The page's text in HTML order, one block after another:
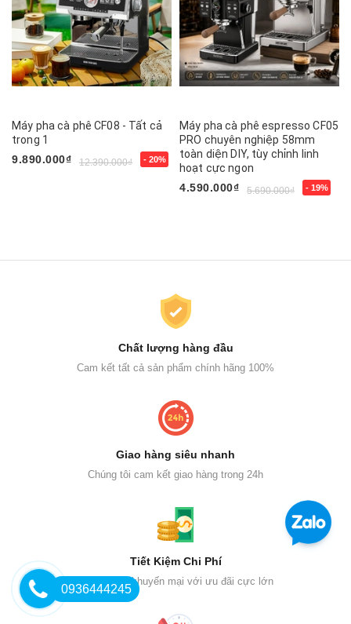
Máy pha cà phê CF08 - Tất cả
trong 1
9.890.000₫
12.390.000₫ - 20%
Máy pha cà phê espresso CF05
PRO chuyên nghiệp 58mm
toàn diện DIY, tùy chỉnh linh
hoạt cực ngon
4.590.000₫
5.690.000₫ - 19%
Chất lượng hàng đầu
Cam kết tất cả sản phẩm chính hãng 100%
Giao hàng siêu nhanh
Chúng tôi cam kết giao hàng trong 24h
Tiết Kiệm Chi Phí
Giảm giá & khuyến mại với ưu đãi cực lớn
0936444245